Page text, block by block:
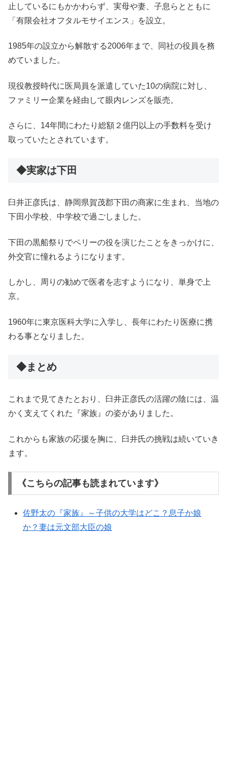
止しているにもかかわらず、実母や妻、子息らとともに
「有限会社オフタルモサイエンス」を設立。
1985年の設立から解散する2006年まで、同社の役員を務
めていました。
現役教授時代に医局員を派遣していた10の病院に対し、
ファミリー企業を経由して眼内レンズを販売。
さらに、14年間にわたり総額２億円以上の手数料を受け
取っていたとされています。
◆実家は下田
臼井正彦氏は、静岡県賀茂郡下田の商家に生まれ、当地の
下田小学校、中学校で過ごしました。
下田の黒船祭りでペリーの役を演じたことをきっかけに、
外交官に憧れるようになります。
しかし、周りの勧めで医者を志すようになり、単身で上
京。
1960年に東京医科大学に入学し、長年にわたり医療に携
わる事となりました。
◆まとめ
これまで見てきたとおり、臼井正彦氏の活躍の陰には、温
かく支えてくれた『家族』の姿がありました。
これからも家族の応援を胸に、臼井氏の挑戦は続いていき
ます。
《こちらの記事も読まれています》
佐野太の『家族』～子供の大学はどこ？息子か娘
か？妻は元文部大臣の娘